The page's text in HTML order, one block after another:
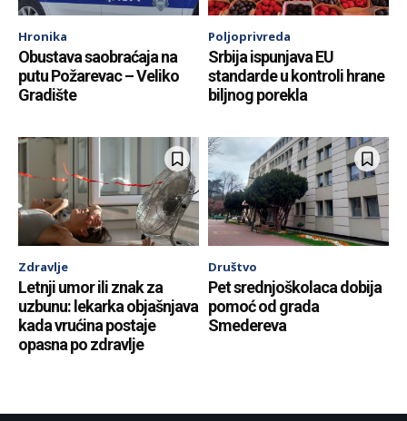
Hronika
Obustava saobraćaja na
putu Požarevac – Veliko
Gradište
Poljoprivreda
Srbija ispunjava EU
standarde u kontroli hrane
biljnog porekla
Zdravlje
Letnji umor ili znak za
uzbunu: lekarka objašnjava
kada vrućina postaje
opasna po zdravlje
Društvo
Pet srednjoškolaca dobija
pomoć od grada
Smedereva